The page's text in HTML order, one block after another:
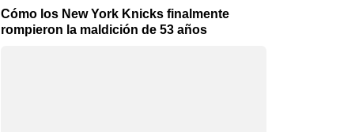
Cómo los New York Knicks finalmente
rompieron la maldición de 53 años